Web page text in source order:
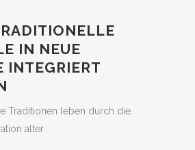
IN NEUE
INTEGRIERT
Traditionen leben durch die
alter